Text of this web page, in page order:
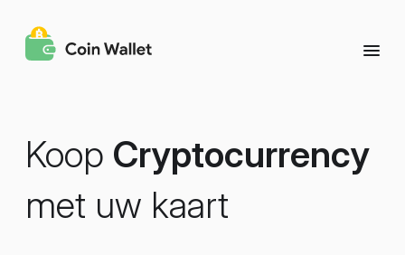
Koop Cryptocurrency
met uw kaart